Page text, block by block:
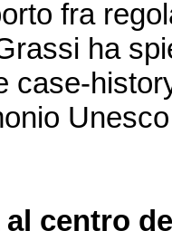
fra
ha
case-
al centro